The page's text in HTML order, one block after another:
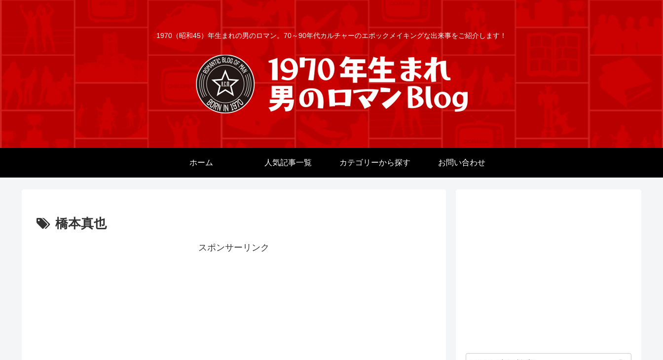
1970（昭和45）年生まれの男のロマン。70～90年代カルチャーのエポックメイキングな出来事をご紹介します！
ホーム 人気記事一覧 カテゴリーから探す お問い合わせ
橋本真也
スポンサーリンク